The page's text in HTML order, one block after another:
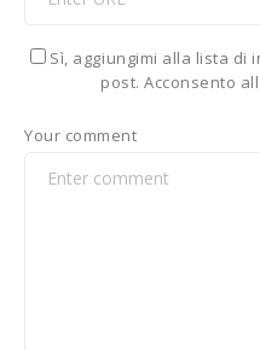
Sì, aggiungimi alla lista di
post. Acconsento
Your comment